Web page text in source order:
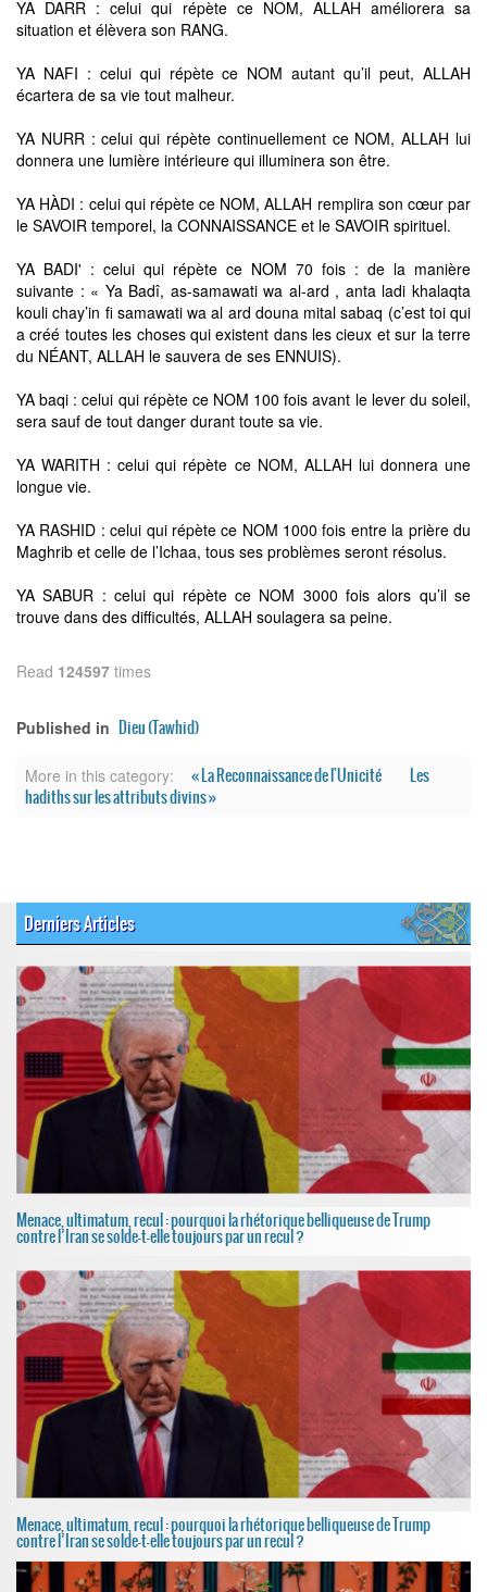
YA DARR : celui qui répète ce NOM, ALLAH améliorera sa
situation et élèvera son RANG.
YA NAFI : celui qui répète ce NOM autant qu’il peut, ALLAH
écartera de sa vie tout malheur.
YA NURR : celui qui répète continuellement ce NOM, ALLAH lui
donnera une lumière intérieure qui illuminera son être.
YA HÀDI : celui qui répète ce NOM, ALLAH remplira son cœur par
le SAVOIR temporel, la CONNAISSANCE et le SAVOIR spirituel.
YA BADI' : celui qui répète ce NOM 70 fois : de la manière
suivante : « Ya Badî, as-samawati wa al-ard , anta ladi khalaqta
kouli chay’in fi samawati wa al ard douna mital sabaq (c’est toi qui
a créé toutes les choses qui existent dans les cieux et sur la terre
du NÉANT, ALLAH le sauvera de ses ENNUIS).
YA baqi : celui qui répète ce NOM 100 fois avant le lever du soleil,
sera sauf de tout danger durant toute sa vie.
YA WARITH : celui qui répète ce NOM, ALLAH lui donnera une
longue vie.
YA RASHID : celui qui répète ce NOM 1000 fois entre la prière du
Maghrib et celle de l’Ichaa, tous ses problèmes seront résolus.
YA SABUR : celui qui répète ce NOM 3000 fois alors qu’il se
trouve dans des difficultés, ALLAH soulagera sa peine.
Read 124597 times
Published in Dieu (Tawhid)
More in this category: « La Reconnaissance de l'Unicité
Les
hadiths sur les attributs divins »
Derniers Articles
Menace, ultimatum, recul : pourquoi la rhétorique belliqueuse de Trump
contre l’Iran se solde-t-elle toujours par un recul ?
Menace, ultimatum, recul : pourquoi la rhétorique belliqueuse de Trump
contre l’Iran se solde-t-elle toujours par un recul ?